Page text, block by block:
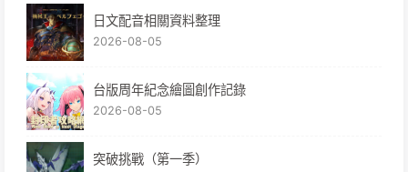
日文配音相關資料整理
2026-08-05
台版周年紀念繪圖創作記錄
2026-08-05
突破挑戰（第一季）